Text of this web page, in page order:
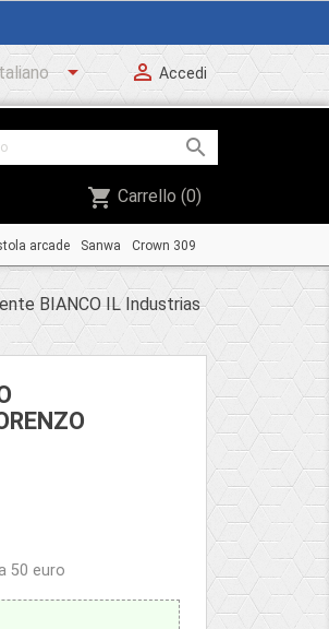
  Accedi

shopping_cart Carrello (0)
arcade Sanwa Crown 309
BIANCO IL Industrias
50 euro